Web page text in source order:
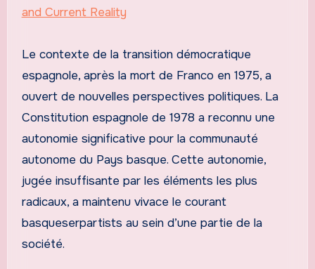
and Current Reality
Le contexte de la transition démocratique
espagnole, après la mort de Franco en 1975, a
ouvert de nouvelles perspectives politiques. La
Constitution espagnole de 1978 a reconnu une
autonomie significative pour la communauté
autonome du Pays basque. Cette autonomie,
jugée insuffisante par les éléments les plus
radicaux, a maintenu vivace le courant
basqueserpartists au sein d’une partie de la
société.